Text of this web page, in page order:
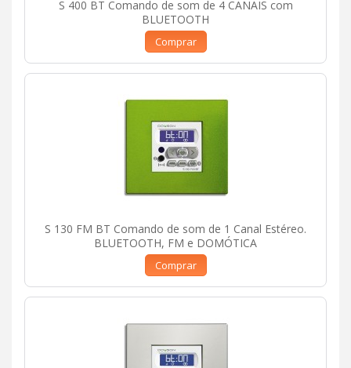
S 400 BT Comando de som de 4 CANAIS com
BLUETOOTH
Comprar
S 130 FM BT Comando de som de 1 Canal Estéreo.
BLUETOOTH, FM e DOMÓTICA
Comprar